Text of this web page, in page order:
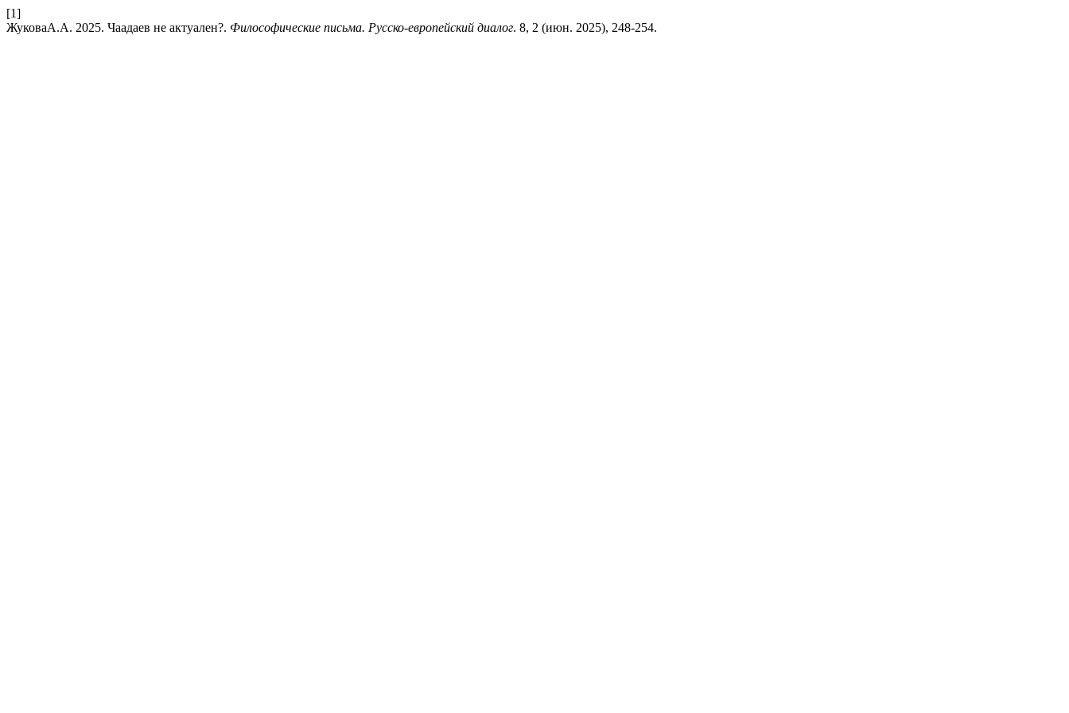
[1]
ЖуковаА.А. 2025. Чаадаев не актуален?. Философические письма. Русско-европейский диалог. 8, 2 (июн. 2025), 248-254.